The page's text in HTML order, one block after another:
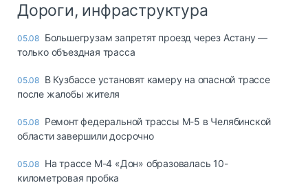
Дороги, инфраструктура
05.08 Большегрузам запретят проезд через Астану —
только объездная трасса
05.08 В Кузбассе установят камеру на опасной трассе
после жалобы жителя
05.08 Ремонт федеральной трассы М-5 в Челябинской
области завершили досрочно
05.08 На трассе М-4 «Дон» образовалась 10-
километровая пробка